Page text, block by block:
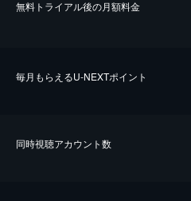
無料トライアル後の⽉額料金
毎⽉もらえるU-NEXTポイント
同時視聴アカウント数